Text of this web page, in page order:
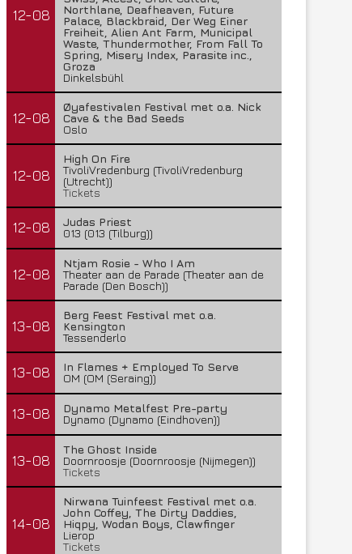
12-08
Northlane, Deafheaven, Future
Palace, Blackbraid, Der Weg Einer
Freiheit, Alien Ant Farm, Municipal
Waste, Thundermother, From Fall To
Spring, Misery Index, Parasite inc.,
Groza
Dinkelsbühl
12-08
Øyafestivalen Festival met o.a. Nick
Cave & the Bad Seeds
Oslo
12-08
High On Fire
TivoliVredenburg (TivoliVredenburg
(Utrecht))
Tickets
12-08
Judas Priest
013 (013 (Tilburg))
12-08
Ntjam Rosie - Who I Am
Theater aan de Parade (Theater aan de
Parade (Den Bosch))
13-08
Berg Feest Festival met o.a.
Kensington
Tessenderlo
13-08
In Flames + Employed To Serve
OM (OM (Seraing))
13-08
Dynamo Metalfest Pre-party
Dynamo (Dynamo (Eindhoven))
13-08
The Ghost Inside
Doornroosje (Doornroosje (Nijmegen))
Tickets
14-08
Nirwana Tuinfeest Festival met o.a.
John Coffey, The Dirty Daddies,
Hiqpy, Wodan Boys, Clawfinger
Lierop
Tickets